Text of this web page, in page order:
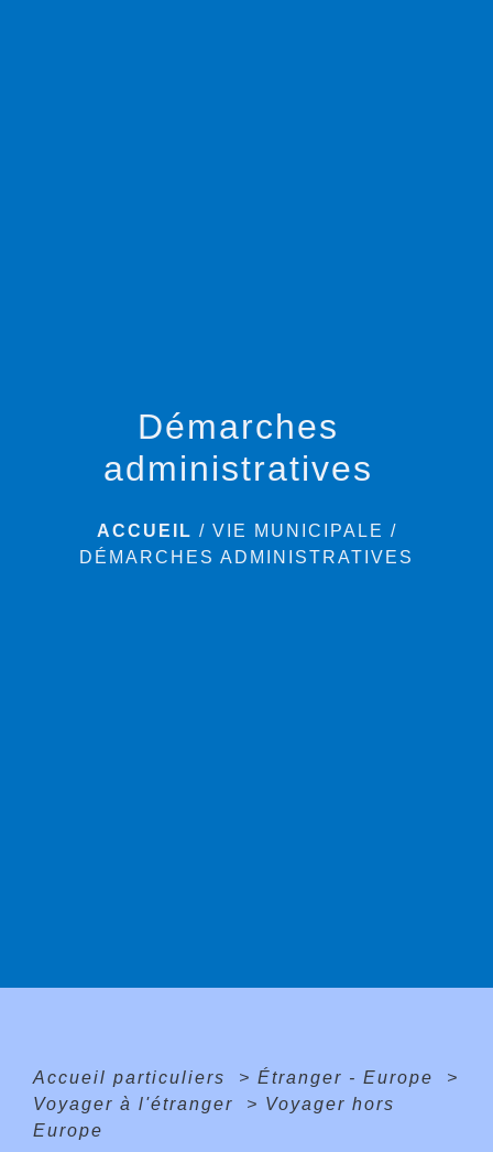
Démarches
administratives
ACCUEIL / VIE MUNICIPALE /
DÉMARCHES ADMINISTRATIVES
Accueil particuliers > Étranger - Europe
>
Voyager à l'étranger
> Voyager hors
Europe